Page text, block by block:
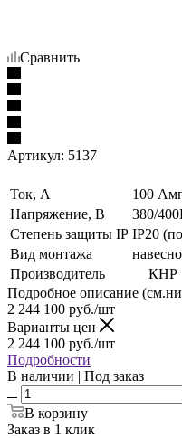
Сравнить
Артикул: 5137
Ток, А
100
Напряжение, В
380/
Степень защиты IP IP20
Вид монтажа
Производитель
КНР
Подробное описание
2 244 100 руб./шт
Варианты цен
2 244 100 руб./шт
Подробности
В наличии | Под заказ
В корзину
Заказ в 1 клик